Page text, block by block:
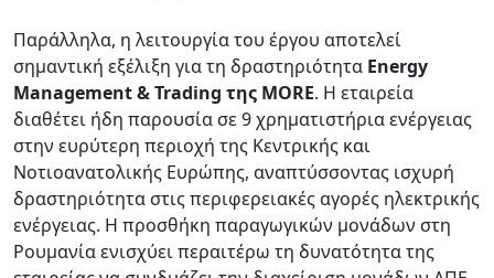
Παράλληλα, η λειτουργία του έργου αποτελεί
σημαντική εξέλιξη για τη δραστηριότητα Energy
Management & Trading της MORE. Η εταιρεία
διαθέτει ήδη παρουσία σε 9 χρηματιστήρια ενέργειας
στην ευρύτερη περιοχή της Κεντρικής και
Νοτιοανατολικής Ευρώπης, αναπτύσσοντας ισχυρή
δραστηριότητα στις περιφερειακές αγορές ηλεκτρικής
ενέργειας. Η προσθήκη παραγωγικών μονάδων στη
Ρουμανία ενισχύει περαιτέρω τη δυνατότητα της